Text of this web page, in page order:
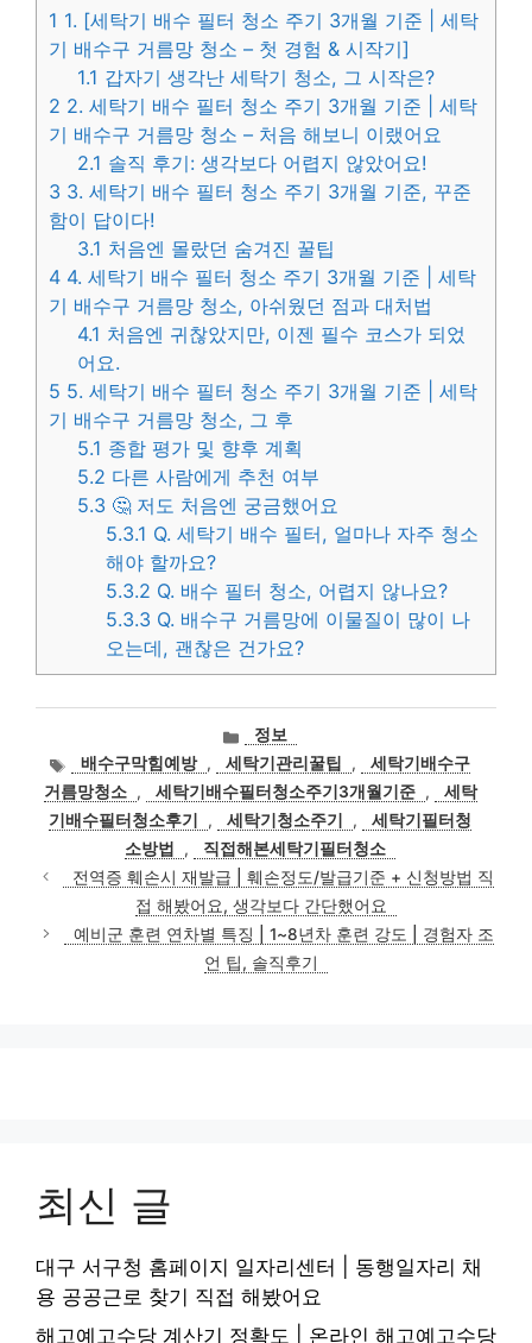
1 1. [세탁기 배수 필터 청소 주기 3개월 기준 | 세탁
기 배수구 거름망 청소 – 첫 경험 & 시작기]
1.1 갑자기 생각난 세탁기 청소, 그 시작은?
2 2. 세탁기 배수 필터 청소 주기 3개월 기준 | 세탁
기 배수구 거름망 청소 – 처음 해보니 이랬어요
2.1 솔직 후기: 생각보다 어렵지 않았어요!
3 3. 세탁기 배수 필터 청소 주기 3개월 기준, 꾸준
함이 답이다!
3.1 처음엔 몰랐던 숨겨진 꿀팁
4 4. 세탁기 배수 필터 청소 주기 3개월 기준 | 세탁
기 배수구 거름망 청소, 아쉬웠던 점과 대처법
4.1 처음엔 귀찮았지만, 이젠 필수 코스가 되었
어요.
5 5. 세탁기 배수 필터 청소 주기 3개월 기준 | 세탁
기 배수구 거름망 청소, 그 후
5.1 종합 평가 및 향후 계획
5.2 다른 사람에게 추천 여부
5.3 🤔 저도 처음엔 궁금했어요
5.3.1 Q. 세탁기 배수 필터, 얼마나 자주 청소
해야 할까요?
5.3.2 Q. 배수 필터 청소, 어렵지 않나요?
5.3.3 Q. 배수구 거름망에 이물질이 많이 나
오는데, 괜찮은 건가요?
카
테
고
리
정보
태
그
배수구막힘예방 , 세탁기관리꿀팁 ,
세탁기배수구
거름망청소 , 세탁기배수필터청소주기3개월기준 ,
세탁
기배수필터청소후기
, 세탁기청소주기 ,
세탁기필터청
소방법
,
직접해본세탁기필터청소
전역증 훼손시 재발급 | 훼손정도/발급기준 + 신청방법 직
접 해봤어요, 생각보다 간단했어요
예비군 훈련 연차별 특징 | 1~8년차 훈련 강도 | 경험자 조
언 팁, 솔직후기
최신 글
대구 서구청 홈페이지 일자리센터 | 동행일자리 채
용 공공근로 찾기 직접 해봤어요
해고예고수당 계산기 정확도 | 온라인 해고예고수당